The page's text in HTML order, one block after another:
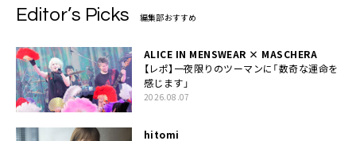
Editor’s Picks 編集部おすすめ
ALICE IN MENSWEAR × MASCHERA
【レポ】一夜限りのツーマンに「数奇な運命を
感じます」
2026.08.07
hitomi